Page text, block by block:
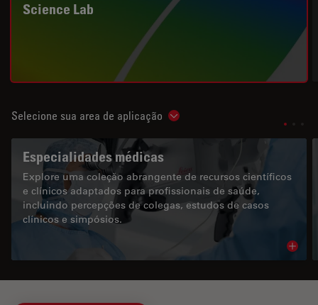
Science Lab
Selecione sua area de aplicação Show subnavigation
Especialidades médicas
Explore uma coleção abrangente de recursos científicos
e clínicos adaptados para profissionais de saúde,
incluindo percepções de colegas, estudos de casos
clínicos e simpósios.